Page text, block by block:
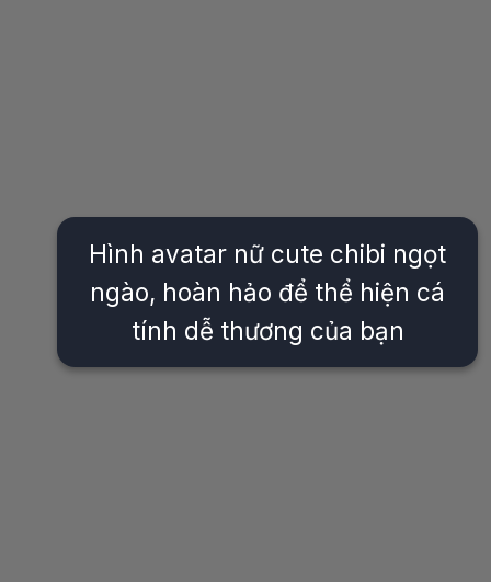
Hình avatar nữ cute chibi ngọt
ngào, hoàn hảo để thể hiện cá
tính dễ thương của bạn